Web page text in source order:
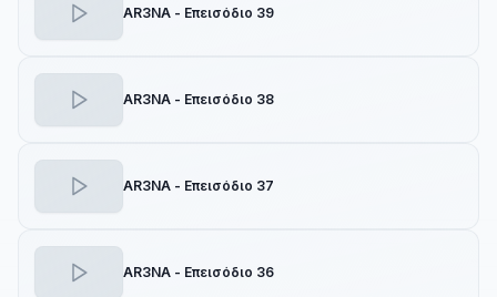
AR3NA - Επεισόδιο 39
AR3NA - Επεισόδιο 38
AR3NA - Επεισόδιο 37
AR3NA - Επεισόδιο 36